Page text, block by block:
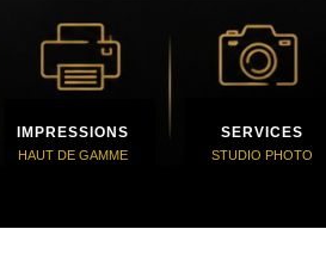
IMPRESSIONS
HAUT DE GAMME
SERVICES
STUDIO PHOTO